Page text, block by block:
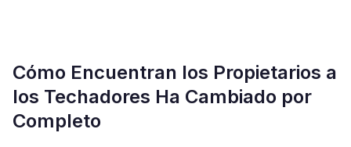
Cómo Encuentran los Propietarios a
los Techadores Ha Cambiado por
Completo